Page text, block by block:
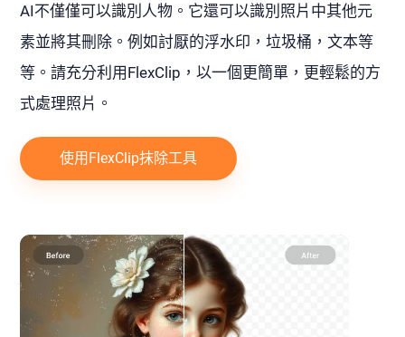
AI不僅僅可以識別人物。它還可以識別照片中其他元
素並將其刪除。例如討厭的浮水印，垃圾桶，文本等
等。請充分利用FlexClip，以一個更簡單，更輕鬆的方
式處理照片。
使用FlexClip抹除工具